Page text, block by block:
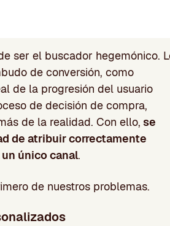
ser el buscador hegemónico.
de conversión, como
de la progresión del usuario
de decisión de compra,
de la realidad. Con ello, se
de atribuir correctamente
único canal.
de nuestros problemas.